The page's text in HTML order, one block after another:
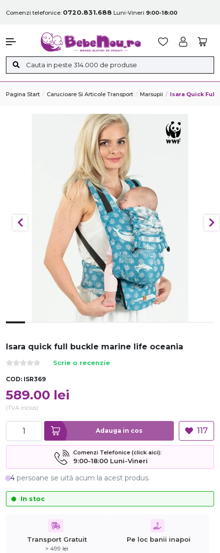
Comenzi telefonice: 0720.831.688 Luni-Vineri 9:00-18:00
Pagina Start Carucioare Si Articole Transport Marsupii Isara Quick Full
Isara quick full buckle marine life oceania
Scrie o recenzie
COD: ISR369
589.00 lei
(TVA inclus)
Adauga in cos 117
Comenzi Telefonice (click aici):
9:00-18:00 Luni-Vineri
4 persoane se uită acum la acest produs.
In stoc
Transport Gratuit
> 499 lei
Pe loc banii inapoi